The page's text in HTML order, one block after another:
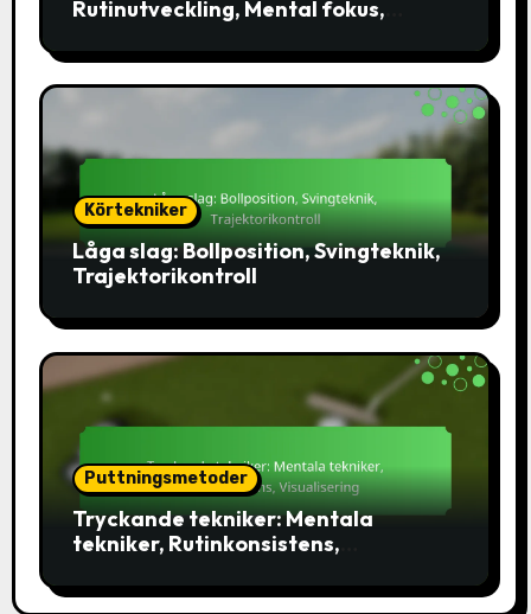
Rutinutveckling, Mental fokus,
Körtekniker
Låga slag: Bollposition, Svingteknik,
Trajektorikontroll
Puttningsmetoder
Tryckande tekniker: Mentala
tekniker, Rutinkonsistens,